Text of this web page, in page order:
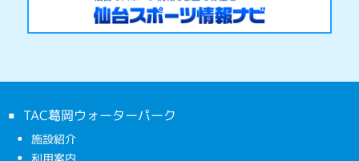
TAC葛岡ウォーターパーク
施設紹介